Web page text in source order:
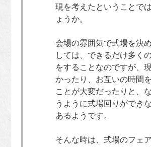
現を考えたということで
ょうか。
会場の雰囲気で式場を決
しては、できるだけ多く
をすることなのですが、
かったり、お互いの時間
ことが大変だったりと、
うように式場回りができ
あるようです。
そんな時は、式場のフェ